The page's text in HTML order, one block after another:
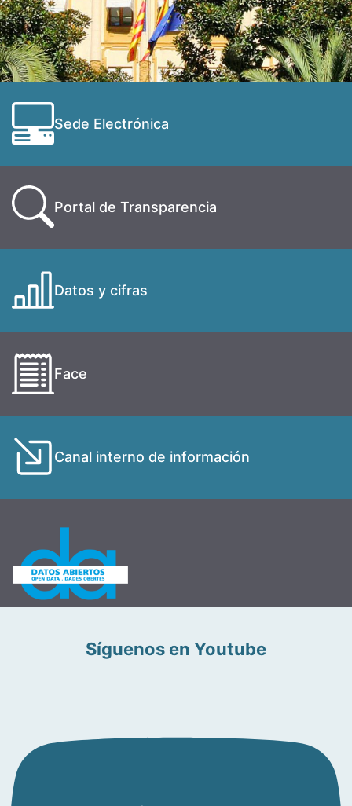
Sede Electrónica
Portal de Transparencia
Datos y cifras
Face
Canal interno de información
Síguenos en Youtube